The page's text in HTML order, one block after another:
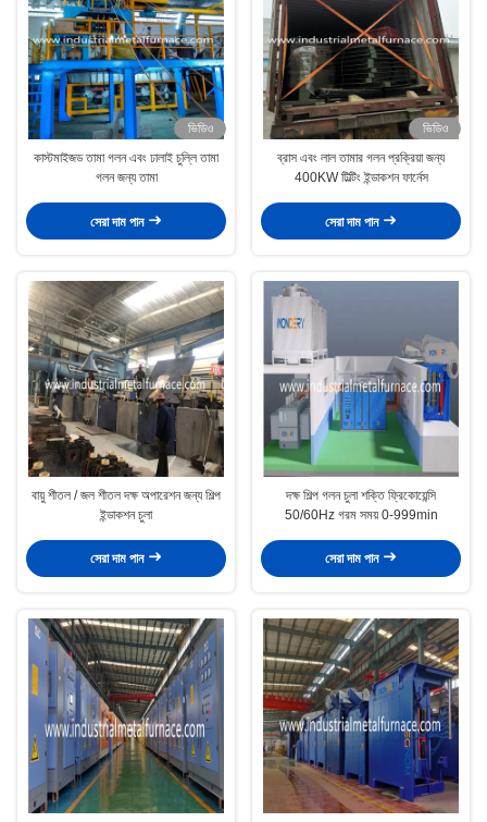
ভিডিও
কাস্টমাইজড তামা গলন এবং ঢালাই চুল্লি তামা
গলন জন্য তামা
সেরা দাম পান
ভিডিও
ব্রাস এবং লাল তামার গলন প্রক্রিয়া জন্য
400KW টিল্টিং ইন্ডাকশন ফার্নেস
সেরা দাম পান
বায়ু শীতল / জল শীতল দক্ষ অপারেশন জন্য শিল্প
ইন্ডাকশন চুলা
সেরা দাম পান
দক্ষ শিল্প গলন চুলা শক্তি ফ্রিকোয়েন্সি
50/60Hz গরম সময় 0-999min
সেরা দাম পান